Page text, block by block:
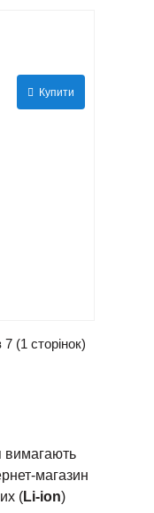
Купити
7 (1 сторінок)
вимагають
магазин
(Li-ion)